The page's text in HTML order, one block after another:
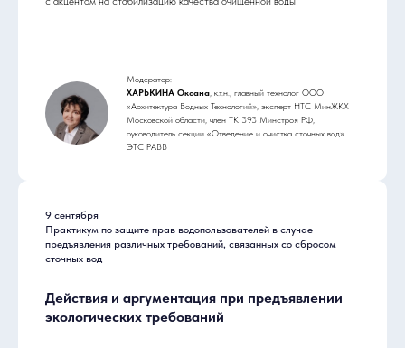
Модератор:
ХАРЬКИНА Оксана , к.т.н., главный технолог ООО
«Архитектура Водных Технологий», эксперт НТС МинЖКХ
Московской области, член ТК 393 Минстроя РФ,
руководитель секции «Отведение и очистка сточных вод»
ЭТС РАВВ
9 сентября
Практикум по защите прав водопользователей в случае
предъявления различных требований, связанных со сбросом
сточных вод
Действия и аргументация при предъявлении
экологических требований